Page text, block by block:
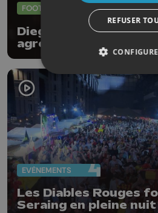
FOOTBALL
Diego Moreira : " Il
agressifs face à
EVÈNEMENTS
Les Diables Rouges
Seraing en pleine nuit
REFUSER